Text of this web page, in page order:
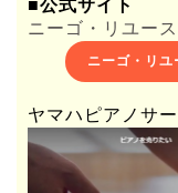
■公式サイト
ニーゴ・リユース
ニーゴ・リ
ヤマハピアノサ